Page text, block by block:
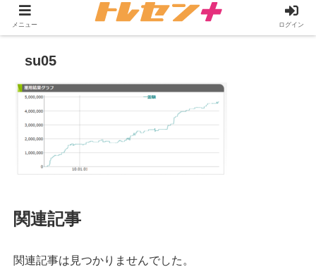
su05
関連記事
関連記事は見つかりませんでした。
メニュー ログイン